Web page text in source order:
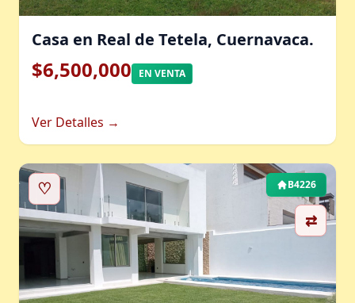
Casa en Real de Tetela, Cuernavaca.
$6,500,000 EN VENTA
Ver Detalles →
♡
⇄
B4226